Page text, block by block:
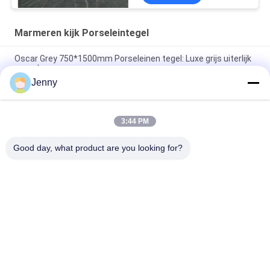
Marmeren kijk Porseleintegel
Oscar Grey 750*1500mm Porseleinen tegel: Luxe grijs uiterlijk
voor vloeren en muren
Cloud Grey porseleinen tegel: 750*1500mm, 9,5mm dik,
marmeren afwerking
Zuivere grijze porseleinen tegel: 9,5 mm dik, schone en pure
Jenny
3:44 PM
Good day, what product are you looking for?